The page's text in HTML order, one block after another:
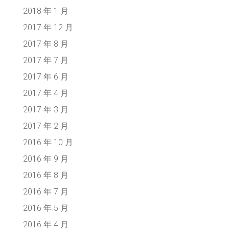
2018 年 1 月
2017 年 12 月
2017 年 8 月
2017 年 7 月
2017 年 6 月
2017 年 4 月
2017 年 3 月
2017 年 2 月
2016 年 10 月
2016 年 9 月
2016 年 8 月
2016 年 7 月
2016 年 5 月
2016 年 4 月